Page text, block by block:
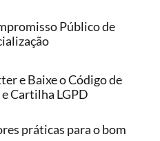
Público de
e Baixe o Código de
Cartilha LGPD
práticas para o bom